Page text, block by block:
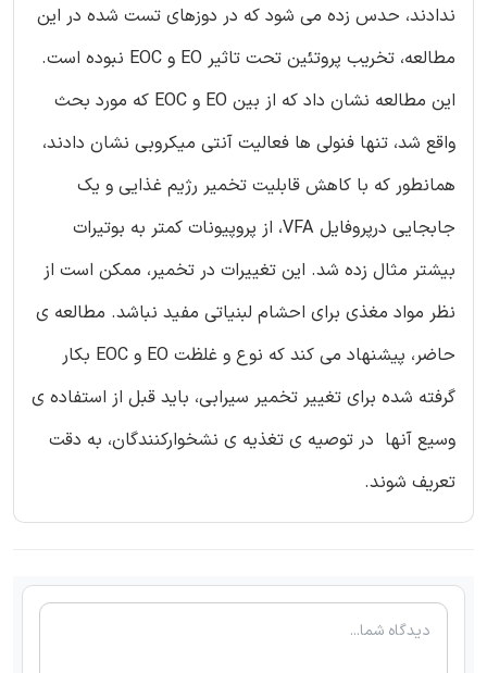
ندادند، حدس زده می شود که در دوزهای تست شده در این
مطالعه، تخریب پروتئین تحت تاثیر EO و EOC نبوده است.
این مطالعه نشان داد که از بین EO و EOC که مورد بحث
واقع شد، تنها فنولی ها فعالیت آنتی میکروبی نشان دادند،
همانطور که با کاهش قابلیت تخمیر رژیم غذایی و یک
جابجایی درپروفایل VFA، از پروپیونات کمتر به بوتیرات
بیشتر مثال زده شد. این تغییرات در تخمیر، ممکن است از
نظر مواد مغذی برای احشام لبنیاتی مفید نباشد. مطالعه ی
حاضر، پیشنهاد می کند که نوع و غلظت EO و EOC بکار
گرفته شده برای تغییر تخمیر سیرابی، باید قبل از استفاده ی
وسیع آنها در توصیه ی تغذیه ی نشخوارکنندگان، به دقت
تعریف شوند.